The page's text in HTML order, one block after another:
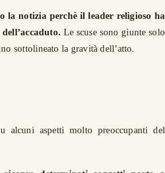
la notizia perchè il leader religioso ha
Le scuse sono giunte solo
sottolineato la gravità dell’atto.
alcuni aspetti molto preoccupanti del